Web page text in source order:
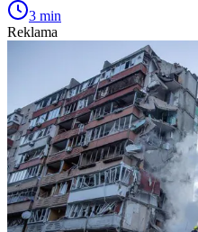
3 min
Reklama